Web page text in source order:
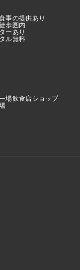
事の提供あり
歩圏内
ーあり
ル無料
場飲食店ショップ